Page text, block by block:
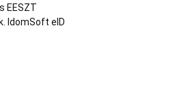
EESZT
IdomSoft eID